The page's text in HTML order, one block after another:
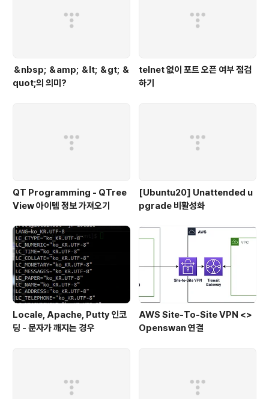
＆nbsp; ＆amp; ＆lt; ＆gt; ＆
quot;의 의미?
telnet 없이 포트 오픈 여부 점검
하기
QT Programming - QTree
View 아이템 정보 가져오기
[Ubuntu20] Unattended u
pgrade 비활성화
Locale, Apache, Putty 인코
딩 - 문자가 깨지는 경우
AWS Site-To-Site VPN <>
Openswan 연결